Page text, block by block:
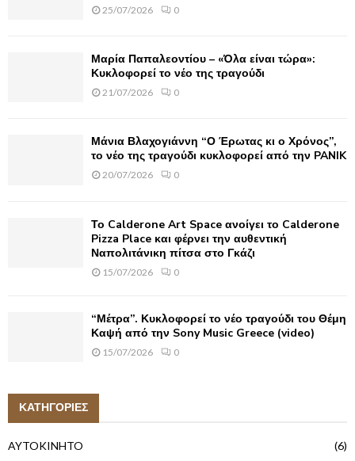
25/07/2026 0
Μαρία Παπαλεοντίου – «Όλα είναι τώρα»:
Κυκλοφορεί το νέο της τραγούδι
21/07/2026 0
Μάνια Βλαχογιάννη “Ο Έρωτας κι ο Χρόνος”,
το νέο της τραγούδι κυκλοφορεί από την PANIK
20/07/2026 0
Το Calderone Art Space ανοίγει το Calderone
Pizza Place και φέρνει την αυθεντική
Ναπολιτάνικη πίτσα στο Γκάζι
15/07/2026 0
“Μέτρα”. Κυκλοφορεί το νέο τραγούδι του Θέμη
Καψή από την Sony Music Greece (video)
15/07/2026 0
ΚΑΤΗΓΟΡΙΕΣ
AYTOKINHTO
(6)